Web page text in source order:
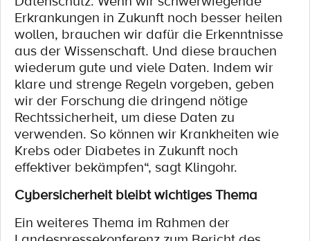
Erkrankungen in Zukunft noch besser heilen
wollen, brauchen wir dafür die Erkenntnisse
aus der Wissenschaft. Und diese brauchen
wiederum gute und viele Daten. Indem wir
klare und strenge Regeln vorgeben, geben
wir der Forschung die dringend nötige
Rechtssicherheit, um diese Daten zu
verwenden. So können wir Krankheiten wie
Krebs oder Diabetes in Zukunft noch
effektiver bekämpfen“, sagt Klingohr.
Cybersicherheit bleibt wichtiges Thema
Ein weiteres Thema im Rahmen der